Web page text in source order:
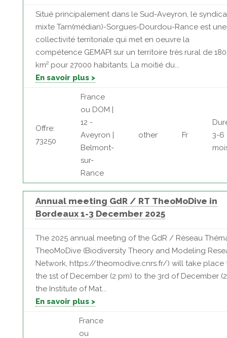
Situé principalement dans le Sud-Aveyron, le
mixte Tarn(médian)-Sorgues-Dourdou-Rance est une
collectivité territoriale qui met en oeuvre la
compétence GEMAPI sur un territoire très rural de
km² pour 27000 habitants. La moitié du...
En savoir plus >
Offre:
73250
France
ou DOM |
12 -
Aveyron |
Belmont-
sur-
Rance
other Fr
3-6
Annual meeting GdR / RT TheoMoDive in
Bordeaux 1-3 December 2025
The 2025 annual meeting of the GdR / Réseau
TheoMoDive (Biodiversity Theory and Modeling
Network, https://theomodive.cnrs.fr/) will take place
the 1st of December (2 pm) to the 3rd of December
the Institute of Mat...
En savoir plus >
France
ou